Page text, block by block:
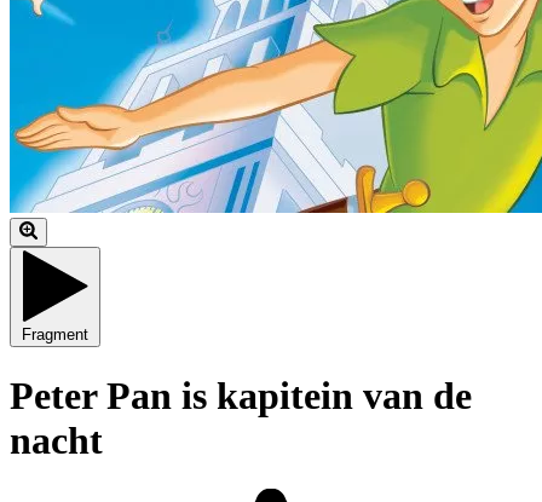
Fragment
Peter Pan is kapitein van de
nacht